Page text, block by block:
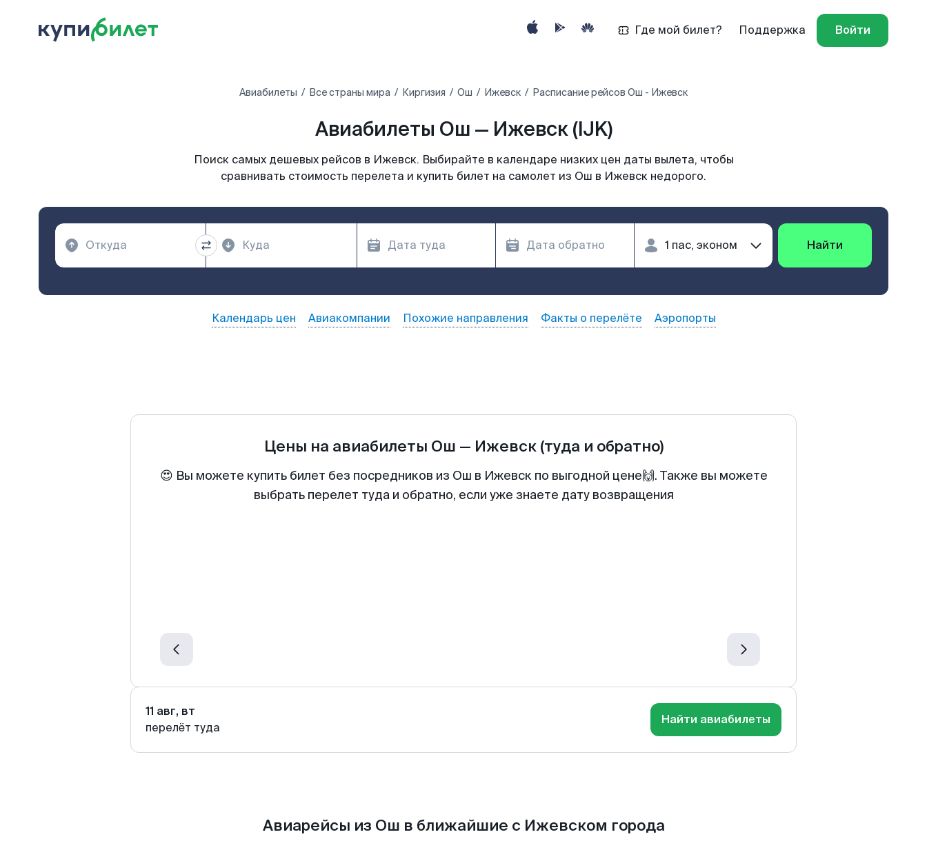
Где мой билет? Поддержка Войти
Авиабилеты Все страны мира Киргизия Ош Ижевск Расписание рейсов Ош - Ижевск
Авиабилеты Ош — Ижевск (IJK)
Поиск самых дешевых рейсов в Ижевск. Выбирайте в календаре низких цен даты вылета, чтобы
сравнивать стоимость перелета и купить билет на самолет из Ош в Ижевск недорого.
Найти
Календарь цен Авиакомпании Похожие направления Факты о перелёте Аэропорты
Цены на авиабилеты Ош — Ижевск (туда и обратно)
😍 Вы можете купить билет без посредников из Ош в Ижевск по выгодной цене🙌. Также вы можете
выбрать перелет туда и обратно, если уже знаете дату возвращения
11 авг, вт
перелёт туда
Найти авиабилеты
Авиарейсы из Ош в ближайшие с Ижевском города